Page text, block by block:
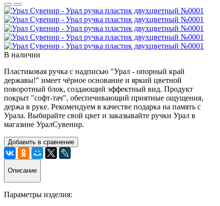
В наличии
Пластиковая ручка с надписью "Урал - опорный край
державы!" имеет чёрное основание и яркий цветной
поворотный блок, создающий эффектный вид. Продукт
покрыт "софт-тач", обеспечивающий приятные ощущения,
держа в руке. Рекомендуем в качестве подарка на память с
Урала. Выбирайте свой цвет и заказывайте ручки Урал в
магазине УралСувенир.
Добавить в сравнение
Описание
Параметры изделия: